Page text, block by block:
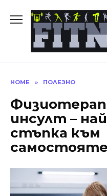
HOME » ПОЛЕЗНО
инсулт –
стъпка към